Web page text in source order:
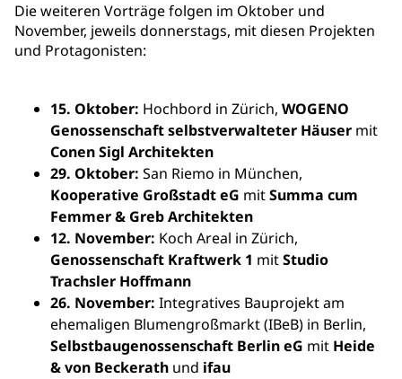
Die weiteren Vorträge folgen im Oktober und
November, jeweils donnerstags, mit diesen Projekten
und Protagonisten:
15. Oktober: Hochbord in Zürich, WOGENO
Genossenschaftselbstverwalteter Häuser mit
Conen Sigl Architekten
29. Oktober: San Riemo in München,
Kooperative Großstadt eG mitSumma cum
Femmer & Greb Architekten
12. November: Koch Areal in Zürich,
Genossenschaft Kraftwerk 1 mitStudio
Trachsler Hoffmann
26. November: Integratives Bauprojekt am
ehemaligen Blumengroßmarkt (IBeB) in Berlin,
Selbstbaugenossenschaft Berlin eG mit Heide
& von Beckerath und ifau